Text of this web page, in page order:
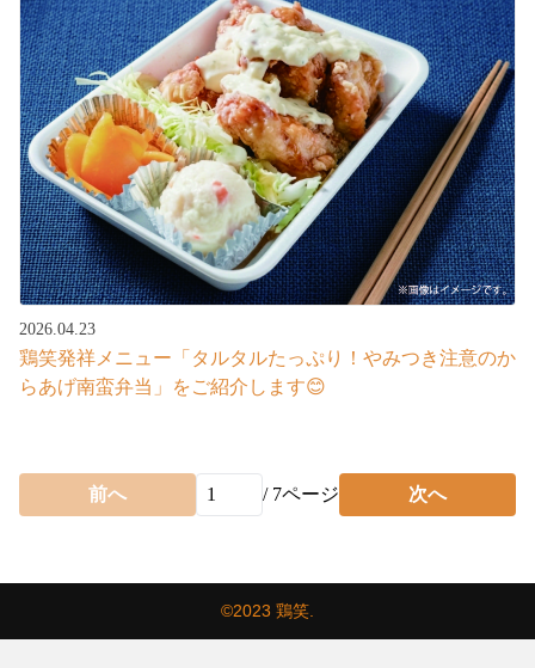
2026.04.23
鶏笑発祥メニュー「タルタルたっぷり！やみつき注意のか
らあげ南蛮弁当」をご紹介します😊
前へ / 7ページ 次へ
©2023 鶏笑.